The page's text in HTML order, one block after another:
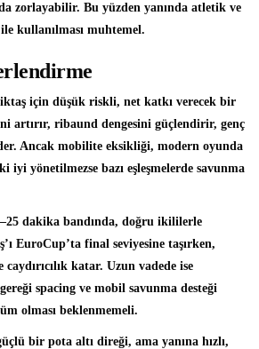
zorlayabilir. Bu yüzden yanında atletik ve
kullanılması muhtemel.
için düşük riskli, net katkı verecek bir
artırır, ribaund dengesini güçlendirir, genç
Ancak mobilite eksikliği, modern oyunda
iyi yönetilmezse bazı eşleşmelerde savunma
dakika bandında, doğru ikililerle
EuroCup’ta final seviyesine taşırken,
katar. Uzun vadede ise
spacing ve mobil savunma desteği
olması beklenmemeli.
bir pota altı direği, ama yanına hızlı,